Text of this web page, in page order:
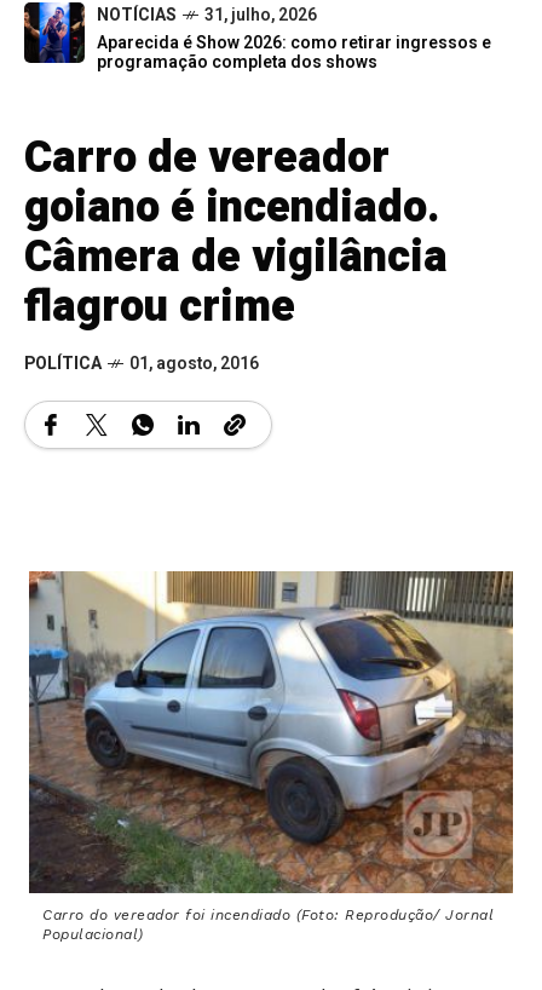
NOTÍCIAS
31, julho, 2026
Aparecida é Show 2026: como retirar ingressos e
programação completa dos shows
Carro de vereador
goiano é incendiado.
Câmera de vigilância
flagrou crime
POLÍTICA 01, agosto, 2016
Carro do vereador foi incendiado (Foto: Reprodução/ Jornal
Populacional)